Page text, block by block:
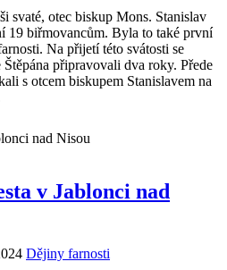
svaté, otec biskup Mons. Stanislav
19 biřmovancům. Byla to také první
Na přijetí této svátosti se
připravovali dva roky. Přede
s otcem biskupem Stanislavem na
v Jablonci nad
Dějiny farnosti